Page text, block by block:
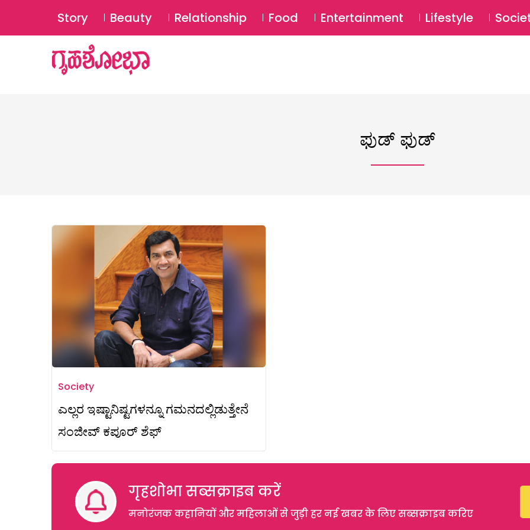
Story Beauty Relationship Food Entertainment Lifestyle
ಫುಡ್ ಫುಡ್
Society
ಎಲ್ಲರ ಇಷ್ಟಾನಿಷ್ಟಗಳನ್ನೂ ಗಮನದಲ್ಲಿಡುತ್ತೇನೆ
ಸಂಜೀವ್ ಕಪೂರ್ ಶೆಫ್
गृहशोभा सब्सक्राइब करें
मनोरंजक कहानियों और महिलाओं से जुड़ी हर नई खबर के लिए सब्सक्राइब करिए